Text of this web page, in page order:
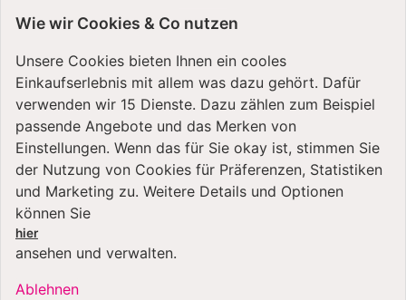
HIER ENTDECKEN
Wie wir Cookies & Co nutzen
Unsere Cookies bieten Ihnen ein cooles
Einkaufserlebnis mit allem was dazu gehört. Dafür
verwenden wir 15 Dienste. Dazu zählen zum Beispiel
passende Angebote und das Merken von
Einstellungen. Wenn das für Sie okay ist, stimmen Sie
der Nutzung von Cookies für Präferenzen, Statistiken
und Marketing zu. Weitere Details und Optionen
können Sie
hier
ansehen und verwalten.
Ablehnen